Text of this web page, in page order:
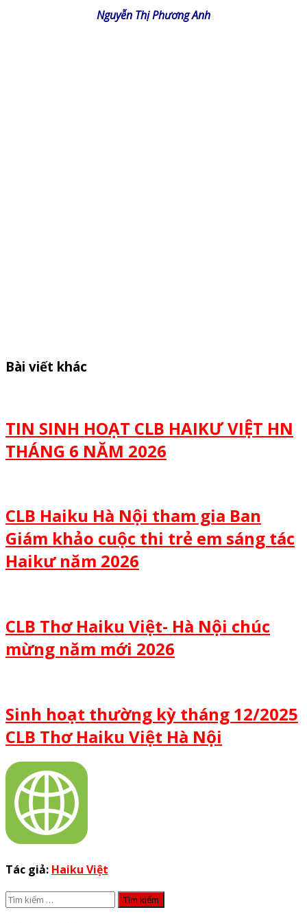
Nguyễn Thị Phương Anh
Bài viết khác
TIN SINH HOẠT CLB HAIKƯ VIỆT HN
THÁNG 6 NĂM 2026
CLB Haiku Hà Nội tham gia Ban
Giám khảo cuộc thi trẻ em sáng tác
Haikư năm 2026
CLB Thơ Haiku Việt- Hà Nội chúc
mừng năm mới 2026
Sinh hoạt thường kỳ tháng 12/2025
CLB Thơ Haiku Việt Hà Nội
Tác giả: Haiku Việt
Tìm